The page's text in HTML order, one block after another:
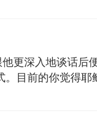
更深入地谈话后
目前的你觉得耶